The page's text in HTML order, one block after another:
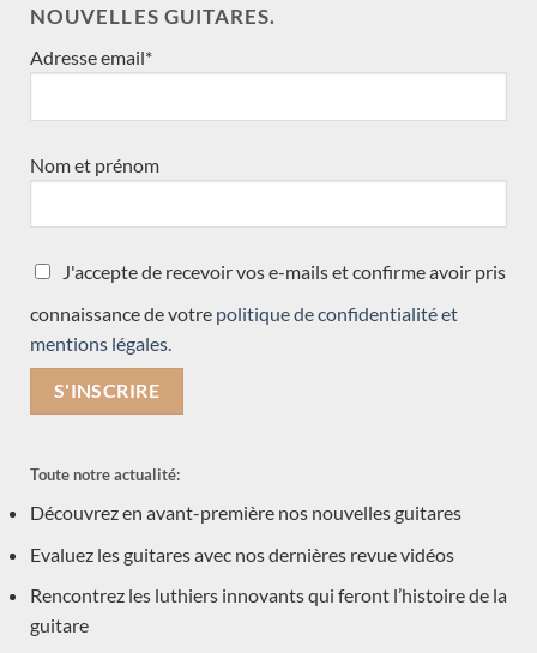
Toutes les guitares
toutes les guitares test slider
Accessoires
Nouveauté
neuve arrivée récemment
Précédemment vendue
Gerardo Centonze
NOUVELLES GUITARES.
Adresse email*
Nom et prénom
J'accepte de recevoir vos e-mails et confirme avoir pris
connaissance de votre politique de confidentialité et
mentions légales.
Toute notre actualité:
Découvrez en avant-première nos nouvelles guitares
Evaluez les guitares avec nos dernières revue vidéos
Rencontrez les luthiers innovants qui feront l’histoire de la
guitare